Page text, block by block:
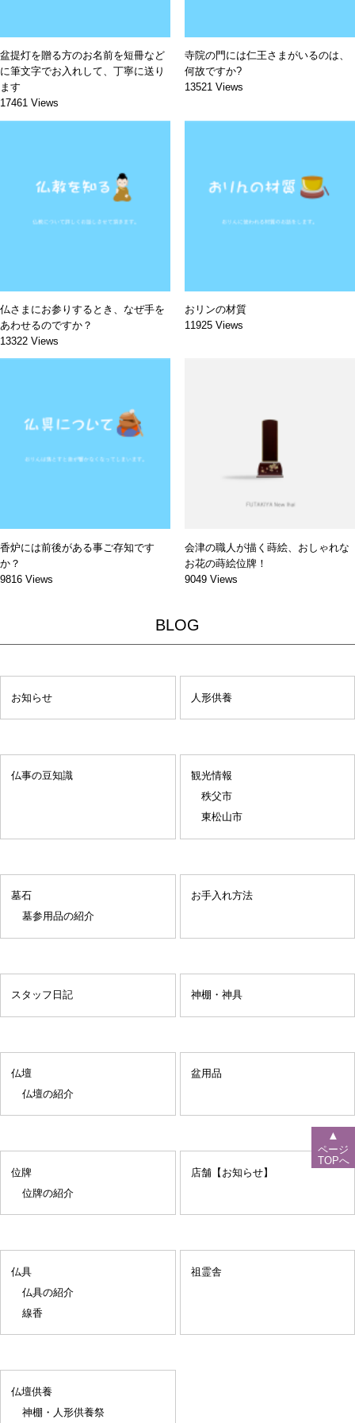
盆提灯を贈る方のお名前を短冊など
に筆文字でお入れして、丁寧に送り
ます
17461 Views
寺院の門には仁王さまがいるのは、
何故ですか?
13521 Views
仏さまにお参りするとき、なぜ手を
あわせるのですか？
13322 Views
おリンの材質
11925 Views
香炉には前後がある事ご存知です
か？
9816 Views
会津の職人が描く蒔絵、おしゃれな
お花の蒔絵位牌！
9049 Views
BLOG
お知らせ 人形供養
仏事の豆知識
観光情報
秩父市
東松山市
墓石
墓参用品の紹介
お手入れ方法
スタッフ日記 神棚・神具
仏壇
仏壇の紹介
盆用品
位牌
位牌の紹介
店舗【お知らせ】
仏具
仏具の紹介
線香
祖霊舎
仏壇供養
神棚・人形供養祭
▲
ページ
TOPへ